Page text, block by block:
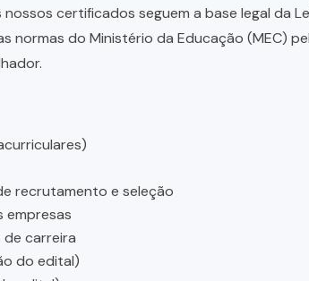
nossos certificados seguem a base legal da
normas do Ministério da Educação (MEC)
recrutamento e seleção
empresas
carreira
do edital)